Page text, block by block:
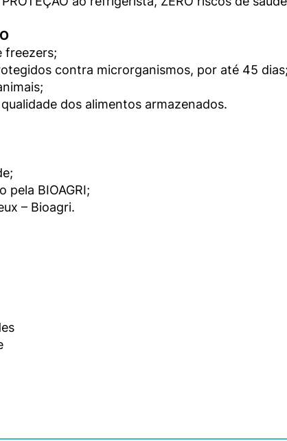
freezers;
contra microrganismos, por até 45 dias;
dos alimentos armazenados.
pela BIOAGRI;
– Bioagri.